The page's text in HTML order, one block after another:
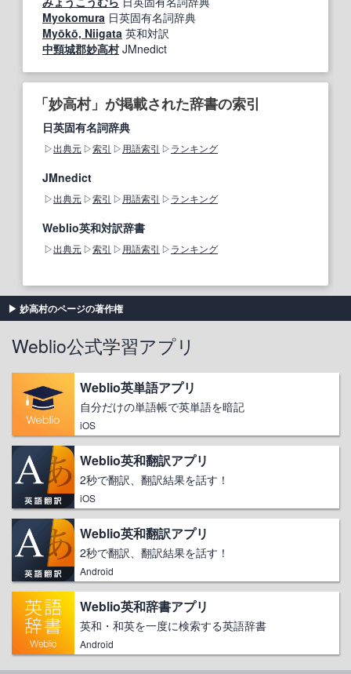
Myokomura 日英固有名詞辞典
Myōkō, Niigata 英和対訳
中頸城郡妙高村JMnedict
「妙高村」が掲載された辞書の索引
日英固有名詞辞典
出典元 索引 用語索引 ランキング
JMnedict
出典元 索引 用語索引 ランキング
Weblio英和対訳辞書
出典元 索引 用語索引 ランキング
妙高村のページの著作権
Weblio公式学習アプリ
Weblio英単語アプリ
自分だけの単語帳で英単語を暗記
iOS
Weblio英和翻訳アプリ
2秒で翻訳、翻訳結果を話す！
iOS
Weblio英和翻訳アプリ
2秒で翻訳、翻訳結果を話す！
Android
Weblio英和辞書アプリ
英和・和英を一度に検索する英語辞書
Android